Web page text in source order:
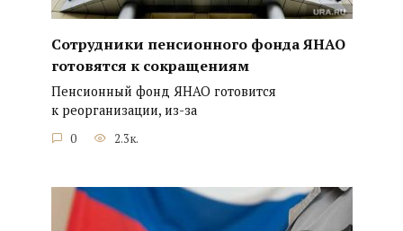
Сотрудники пенсионного фонда ЯНАО
готовятся к сокращениям
Пенсионный фонд ЯНАО готовится
к реорганизации, из-за
0 2.3к.